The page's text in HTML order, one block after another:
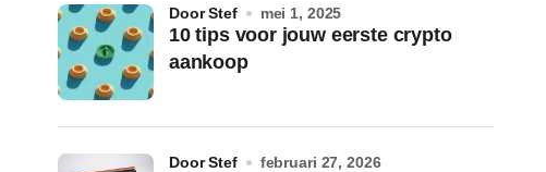
10 tips voor jouw eerste crypto
aankoop
door Stef mei 1, 2025
door Stef februari 27, 2026